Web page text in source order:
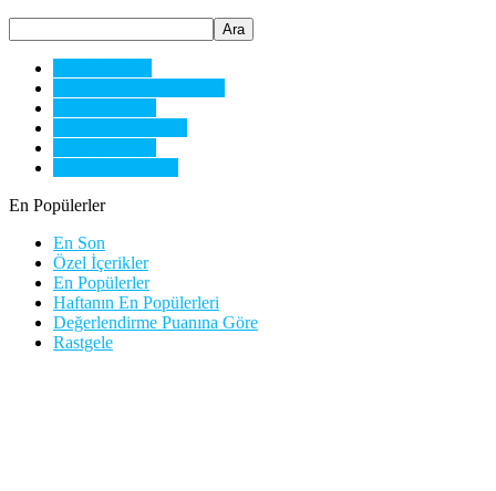
En Popülerler
En Son
Özel İçerikler
En Popülerler
Haftanın En Popülerleri
Değerlendirme Puanına Göre
Rastgele